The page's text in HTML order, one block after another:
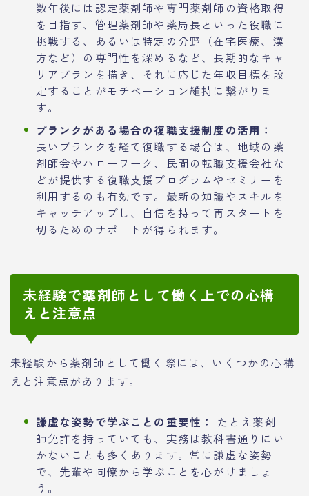
数年後には認定薬剤師や専門薬剤師の資格取得
を目指す、管理薬剤師や薬局長といった役職に
挑戦する、あるいは特定の分野（在宅医療、漢
方など）の専門性を深めるなど、長期的なキャ
リアプランを描き、それに応じた年収目標を設
定することがモチベーション維持に繋がりま
す。
ブランクがある場合の復職支援制度の活用：
長いブランクを経て復職する場合は、地域の薬
剤師会やハローワーク、民間の転職支援会社な
どが提供する復職支援プログラムやセミナーを
利用するのも有効です。最新の知識やスキルを
キャッチアップし、自信を持って再スタートを
切るためのサポートが得られます。
未経験で薬剤師として働く上での心構
えと注意点
未経験から薬剤師として働く際には、いくつかの心構
えと注意点があります。
謙虚な姿勢で学ぶことの重要性：
たとえ薬剤
師免許を持っていても、実務は教科書通りにい
かないことも多くあります。常に謙虚な姿勢
で、先輩や同僚から学ぶことを心がけましょ
う。